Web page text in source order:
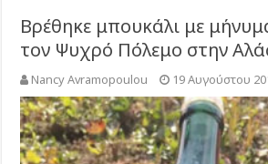
Βρέθηκε μπουκάλι με
τον Ψυχρό Πόλεμο στην
Nancy Avramopoulou 19 Αυγούστου